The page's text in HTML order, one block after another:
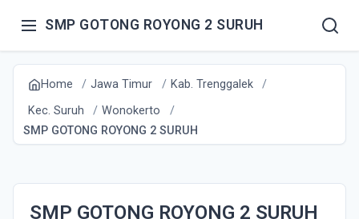
SMP GOTONG ROYONG 2 SURUH
Home Jawa Timur
Kab. Trenggalek
Kec. Suruh
Wonokerto
SMP GOTONG ROYONG 2 SURUH
SMP GOTONG ROYONG 2 SURUH